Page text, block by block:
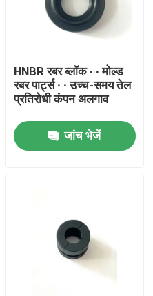
HNBR रबर ब्लॉक ∙ ∙ मोल्ड
रबर पार्ट्स ∙ ∙ उच्च-समय तेल
प्रतिरोधी कंपन अलगाव
जांच भेजें